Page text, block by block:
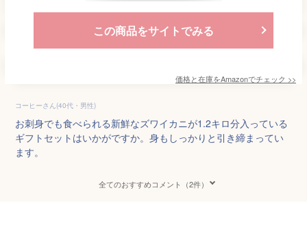
この商品をサイトでみる
価格と在庫をAmazonでチェック >>
コーヒーさん(40代・男性)
お刺身でも食べられる新鮮なズワイカニが1.2キロ分入っている
ギフトセットはいかがですか。身もしっかりと引き締まってい
ます。
全てのおすすめコメント（2件）